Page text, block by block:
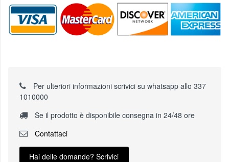
Per ulteriori informazioni scrivici su whatsapp allo 337
1010000
Se il prodotto è disponibile consegna in 24/48 ore
Contattaci
Hai delle domande? Scrivici